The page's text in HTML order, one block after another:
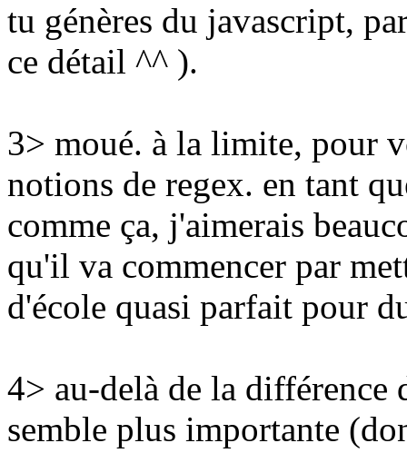
tu génères du javascript,
ce détail ^^ ).
3> moué. à la limite, pour
notions de regex. en tant
comme ça, j'aimerais
qu'il va commencer par
d'école quasi parfait pour
4> au-delà de la
semble plus importante